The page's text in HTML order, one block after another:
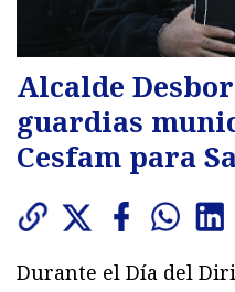
Alcalde
guardias
Cesfam para
Durante el Día del